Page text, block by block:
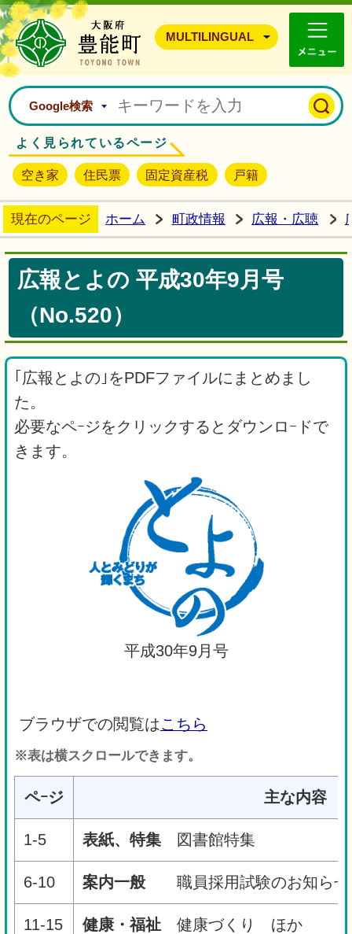
豊能町ホームページ
MULTILINGUAL
Google検索
よく見られているページ
空き家 住民票 固定資産税 戸籍
現在のページ ホーム 町政情報 広報・広聴
広報とよの 平成30年9月号
（No.520）
｢広報とよの｣をPDFファイルにまとめまし
た。
必要なペｰジをクリックするとダウンロｰドで
きます。
平成30年9月号
ブラウザでの閲覧はこちら
※表は横スクロールできます。
ペｰジ 主な内容
1-5 表紙、特集 図書館特集
6-10 案内一般職員採用試験のお知らせ
11-15 健康・福祉 健康づくり ほか